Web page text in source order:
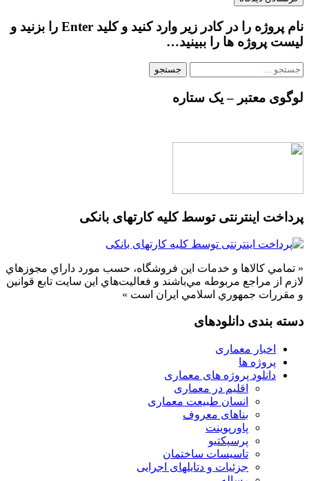
نام پروژه را در کادر زیر وارد کنید و کلید Enter را بزنید و
لیست پروژه ها را ببینید…
جستجو
لوگوی معتبر – یک ستاره
پرداخت اینترنتی توسط کلیه کارتهای بانکی
« تمامي كالاها و خدمات اين فروشگاه، حسب مورد داراي مجوزهاي
لازم از مراجع مربوطه مي‌باشند و فعاليت‌هاي اين سايت تابع قوانين
و مقررات جمهوري اسلامي ايران است »
دسته بندی دانلودهای
اخبار معماری
پروژه ها
دانلود پروژه های معماری
اقلیم در معماری
انسان طبیعت معماری
بناهای معروف
پاورپوینت
پرسپکتیو
تاسیسات ساختمان
جزئیات و دتایلهای اجرایی